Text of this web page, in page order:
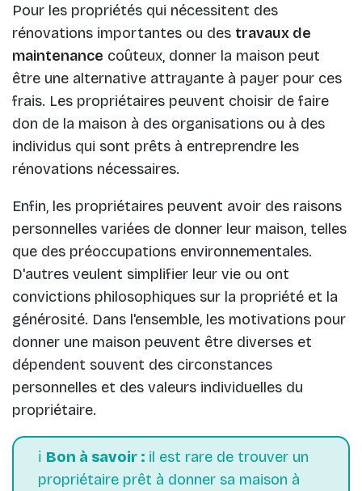
Pour les propriétés qui nécessitent des
rénovations importantes ou des travaux de
maintenance coûteux, donner la maison peut
être une alternative attrayante à payer pour ces
frais. Les propriétaires peuvent choisir de faire
don de la maison à des organisations ou à des
individus qui sont prêts à entreprendre les
rénovations nécessaires.
Enfin, les propriétaires peuvent avoir des raisons
personnelles variées de donner leur maison, telles
que des préoccupations environnementales.
D'autres veulent simplifier leur vie ou ont
convictions philosophiques sur la propriété et la
générosité. Dans l'ensemble, les motivations pour
donner une maison peuvent être diverses et
dépendent souvent des circonstances
personnelles et des valeurs individuelles du
propriétaire.
ℹ️ Bon à savoir : il est rare de trouver un
propriétaire prêt à donner sa maison à